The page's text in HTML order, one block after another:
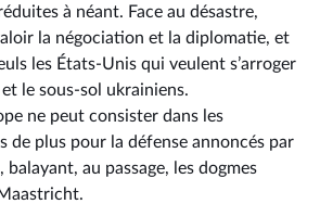
à néant. Face au désastre,
la négociation et la diplomatie, et
les États-Unis qui veulent s’arroger
le sous-sol ukrainiens.
ne peut consister dans les
de plus pour la défense annoncés par
balayant, au passage, les dogmes